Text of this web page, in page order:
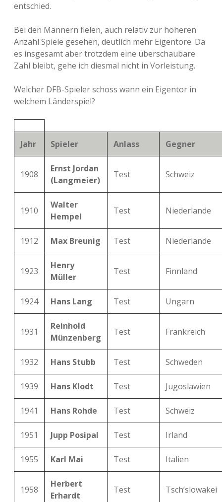
entschied.
Bei den Männern fielen, auch relativ zur höheren
Anzahl Spiele gesehen, deutlich mehr Eigentore. Da
es insgesamt aber trotzdem eine überschaubare
Zahl bleibt, gehe ich diesmal nicht in Vorleistung.
Welcher DFB-Spieler schoss wann ein Eigentor in
welchem Länderspiel?
Jahr Spieler Anlass Gegner
1908
Ernst Jordan
(Langmeier)
Test Schweiz
1910
Walter
Hempel
Test Niederlande
1912 Max Breunig Test Niederlande
1923
Henry
Müller
Test Finnland
1924 Hans Lang Test Ungarn
1931
Reinhold
Münzenberg
Test Frankreich
1932 Hans Stubb Test Schweden
1939 Hans Klodt Test Jugoslawien
1941 Hans Rohde Test Schweiz
1951 Jupp Posipal Test Irland
1955 Karl Mai Test Italien
1958
Herbert
Erhardt
Test Tsch’slowakei